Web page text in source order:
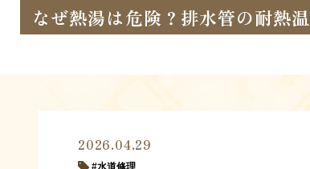
なぜ熱湯は危険？排水管の耐熱
2026.04.29
水道修理